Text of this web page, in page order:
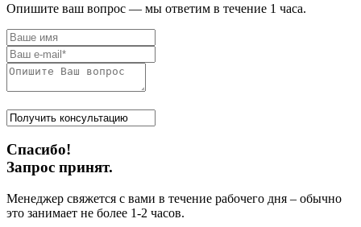
Опишите ваш вопрос — мы ответим в течение 1 часа.
Спасибо!
Запрос принят.
Менеджер свяжется с вами в течение рабочего дня – обычно
это занимает не более 1-2 часов.